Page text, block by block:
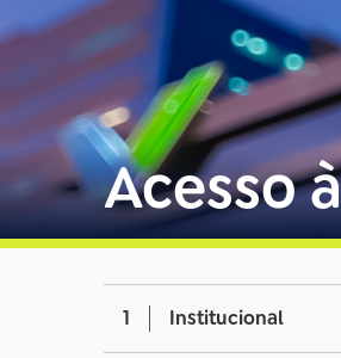
Acesso
1 Institucional